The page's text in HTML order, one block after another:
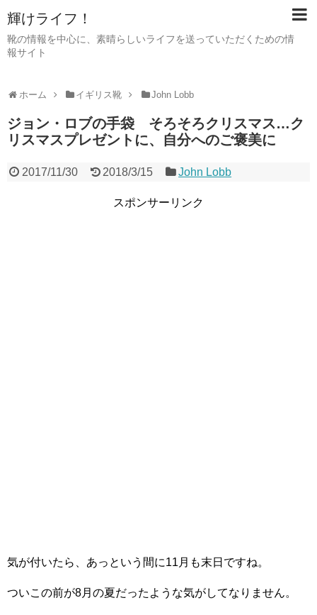
輝けライフ！
靴の情報を中心に、素晴らしいライフを送っていただくための情
報サイト
ホーム イギリス靴 John Lobb
ジョン・ロブの手袋 そろそろクリスマス…ク
リスマスプレゼントに、自分へのご褒美に
2017/11/30 2018/3/15 John Lobb
スポンサーリンク
気が付いたら、あっという間に11月も末日ですね。
ついこの前が8月の夏だったような気がしてなりません。